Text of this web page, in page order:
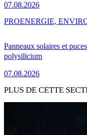
07.08.2026
Panneaux solaires et
polysilicium
07.08.2026
PROENERGIE,
PLUS DE CETTE